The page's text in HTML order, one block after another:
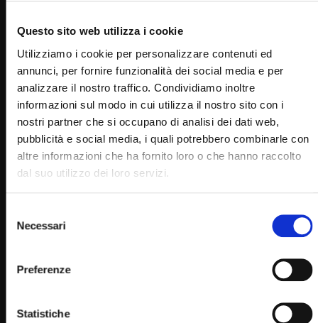
Questo sito web utilizza i cookie
Utilizziamo i cookie per personalizzare contenuti ed
annunci, per fornire funzionalità dei social media e per
analizzare il nostro traffico. Condividiamo inoltre
informazioni sul modo in cui utilizza il nostro sito con i
nostri partner che si occupano di analisi dei dati web,
pubblicità e social media, i quali potrebbero combinarle con
altre informazioni che ha fornito loro o che hanno raccolto
dal suo utilizzo dei loro servizi.
delNecessari
Preferenze
Statistiche
38:30
Vigilia di Ognissanti (Verso gli Altari 30 ottobre 2021)
ROBERTOM
30/10/2021
0
5.5K 77 0